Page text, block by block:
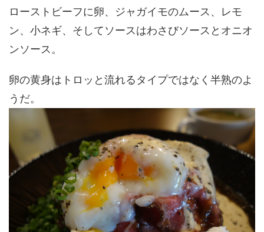
ローストビーフに卵、ジャガイモのムース、レモ
ン、小ネギ、そしてソースはわさびソースとオニオ
ンソース。
卵の黄身はトロッと流れるタイプではなく半熟のよ
うだ。